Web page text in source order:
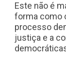
Este não é
forma como
processo
justiça e a